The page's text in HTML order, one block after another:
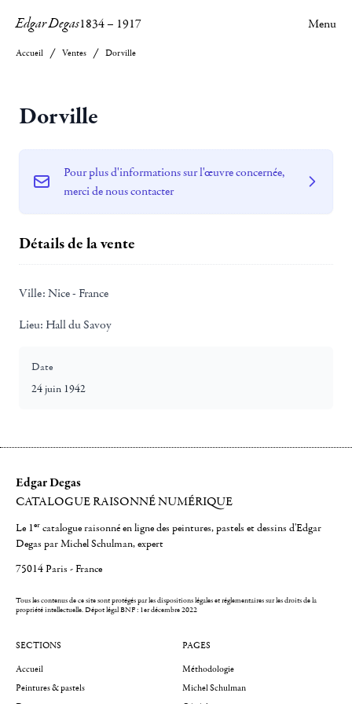
Edgar Degas1834– 1917 Menu
Accueil Ventes Dorville
Dorville
Pour plus d'informations sur l'œuvre concernée,
merci de nous contacter
Détails de la vente
Ville: Nice - France
Lieu: Hall du Savoy
Date
24 juin 1942
Edgar Degas
CATALOGUE RAISONNÉ NUMÉRIQUE
Le 1er catalogue raisonné en ligne des peintures, pastels et dessins d'Edgar
Degas par Michel Schulman, expert
75014 Paris - France
Tous les contenus de ce site sont protégés par les dispositions légales et réglementaires sur les droits de la
propriété intellectuelle.Dépot légal BNF : 1er décembre 2022
SECTIONS
Accueil
Peintures & pastels
PAGES
Méthodologie
Michel Schulman